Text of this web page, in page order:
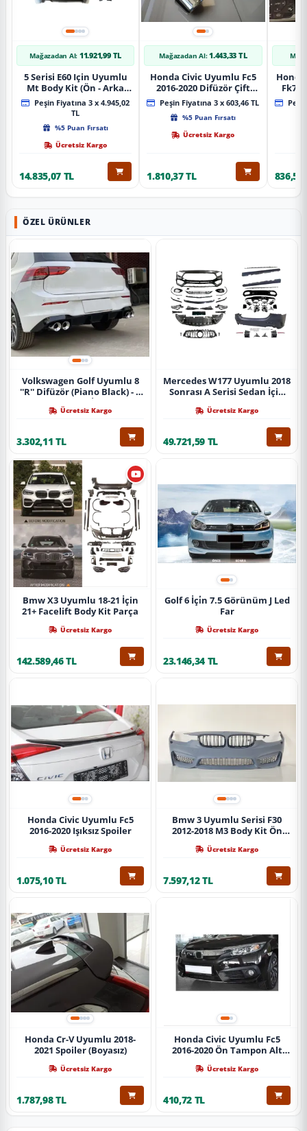
Mağazadan Al: 11.921,99 TL
5 Serisi E60 Için Uyumlu
Mt Body Kit (Ön - Arka
Tampon -Marspiyel )
Peşin Fiyatına 3 x 4.945,02
TL
%5 Puan Fırsatı
Ücretsiz Kargo
14.835,07 TL
Mağazadan Al: 1.443,33 TL
Honda Civic Uyumlu Fc5
2016-2020 Difüzör Çift
Çıkış İçin Egzoz Seti
Peşin Fiyatına 3 x 603,46 TL
%5 Puan Fırsatı
Ücretsiz Kargo
1.810,37 TL
Fk7
836,51
ÖZEL ÜRÜNLER
Volkswagen Golf Uyumlu 8
''R'' Difüzör (Piano Black) - 4
Paket İçin)
Ücretsiz Kargo
3.302,11 TL
Mercedes W177 Uyumlu 2018
Sonrası A Serisi Sedan İçin
Tamponlu Set)
Ücretsiz Kargo
49.721,59 TL
Bmw X3 Uyumlu 18-21 İçin
21+ Facelift Body Kit Parça
Ücretsiz Kargo
142.589,46 TL
Golf 6 İçi̇n 7.5 Görünüm J Led
Far
Ücretsiz Kargo
23.146,34 TL
Honda Civic Uyumlu Fc5
2016-2020 Işıksız Spoiler
Ücretsiz Kargo
1.075,10 TL
Bmw 3 Uyumlu Serisi F30
2012-2018 M3 Body Kit Ön
Ücretsiz Kargo
7.597,12 TL
Honda Cr-V Uyumlu 2018-
2021 Spoiler (Boyasız)
Ücretsiz Kargo
1.787,98 TL
Honda Civic Uyumlu Fc5
2016-2020 Ön Tampon Alt
Ücretsiz Kargo
410,72 TL